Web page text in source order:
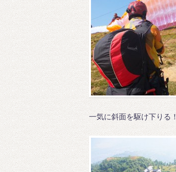
一気に斜面を駆け下りる！